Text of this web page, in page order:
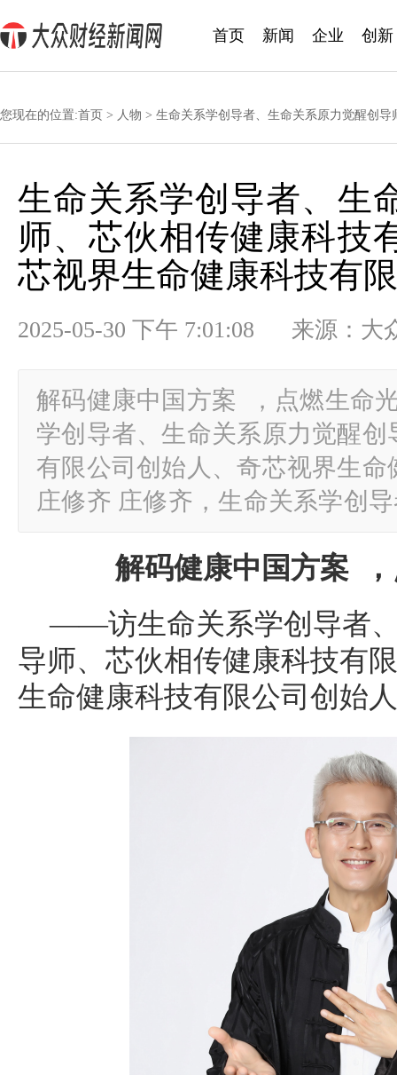
首页 新闻 企业 创新
您现在的位置:首页 > 人物 > 生命关系学创导者、生命关系原力觉醒创
生命关系学创导者、生
师、芯伙相传健康科技
芯视界生命健康科技有
2025-05-30 下午 7:01:08 来源：
解码健康中国方案 ，点燃生命
学创导者、生命关系原力觉醒
有限公司创始人、奇芯视界生
庄修齐 庄修齐，生命关系学创
解码健康中国方案，
——访生命关系学创导者
导师、芯伙相传健康科技有
生命健康科技有限公司创始